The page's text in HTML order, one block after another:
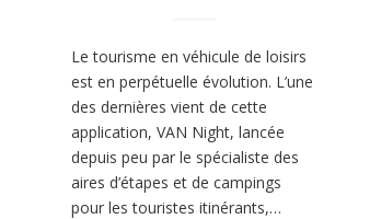
Le tourisme en véhicule de loisirs
est en perpétuelle évolution. L’une
des dernières vient de cette
application, VAN Night, lancée
depuis peu par le spécialiste des
aires d’étapes et de campings
pour les touristes itinérants,…